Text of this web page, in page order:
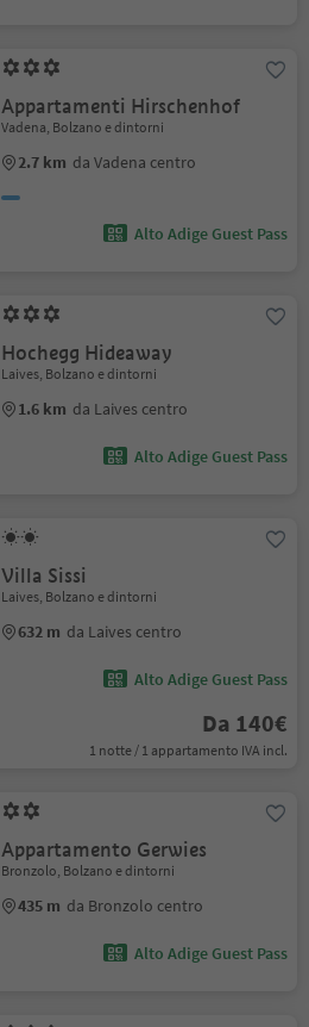
Appartamenti Hirschenhof
Vadena, Bolzano e dintorni
2.7 km da Vadena centro
Alto Adige Guest Pass
Hochegg Hideaway
Laives, Bolzano e dintorni
1.6 km da Laives centro
Alto Adige Guest Pass
Villa Sissi
Laives, Bolzano e dintorni
632 m da Laives centro
Alto Adige Guest Pass
Da 140€
1 notte / 1 appartamento IVA incl.
Appartamento Gerwies
Bronzolo, Bolzano e dintorni
435 m da Bronzolo centro
Alto Adige Guest Pass